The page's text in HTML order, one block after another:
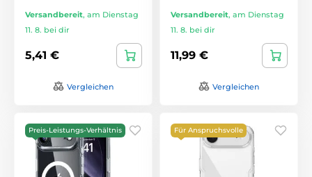
Versandbereit, am Dienstag
11. 8. bei dir
5,41 €
Vergleichen
Versandbereit, am Dienstag
11. 8. bei dir
11,99 €
Vergleichen
Preis-Leistungs-Verhältnis Für Anspruchsvolle